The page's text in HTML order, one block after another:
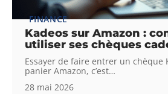
FINANCE
Kadeos sur Amazon :
utiliser ses chèques
Essayer de faire entrer un chèque
panier Amazon, c’est…
28 mai 2026